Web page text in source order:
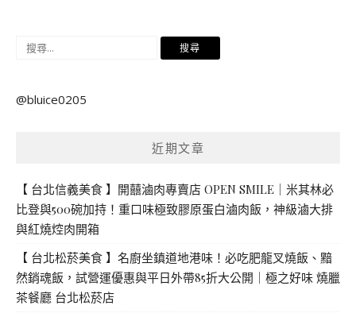
搜
鍵
@bluice0205
近期文章
【 台北信義美食 】開囍滷肉專賣店 OPEN SMILE｜米其林必
比登與500碗加持！重口味極致膠原蛋白滷肉飯，神級滷大排
與紅燒焢肉開箱
【 台北松菸美食 】名廚坐鎮道地港味！必吃肥龍叉燒飯、黯
然銷魂飯，試營運優惠與平日外帶85折大公開｜極之好味 燒臘
茶餐廳 台北松菸店